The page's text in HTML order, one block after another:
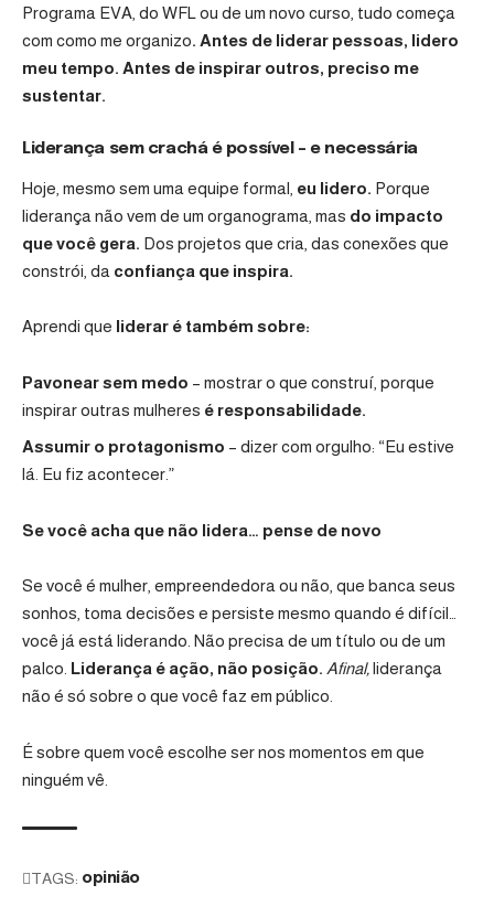
Programa EVA , do WFL ou de um novo curso, tudo começa
com como me organizo. Antes de liderar pessoas, lidero
meu tempo. Antes de inspirar outros, preciso me
sustentar.
Liderança sem crachá é possível – e necessária
Hoje, mesmo sem uma equipe formal, eu lidero. Porque
liderança não vem de um organograma, mas do impacto
que você gera. Dos projetos que cria, das conexões que
constrói, da confiança que inspira.
Aprendi que liderar é também sobre:
Pavonear sem medo – mostrar o que construí, porque
inspirar outras mulheres é responsabilidade.
Assumir o protagonismo – dizer com orgulho: “Eu estive
lá. Eu fiz acontecer.”
Se você acha que não lidera… pense de novo
Se você é mulher, empreendedora ou não, que banca seus
sonhos, toma decisões e persiste mesmo quando é difícil…
você já está liderando. Não precisa de um título ou de um
palco. Liderança é ação, não posição. Afinal,liderança
não é só sobre o que você faz em público.
É sobre quem você escolhe ser nos momentos em que
ninguém vê.
TAGS: opinião